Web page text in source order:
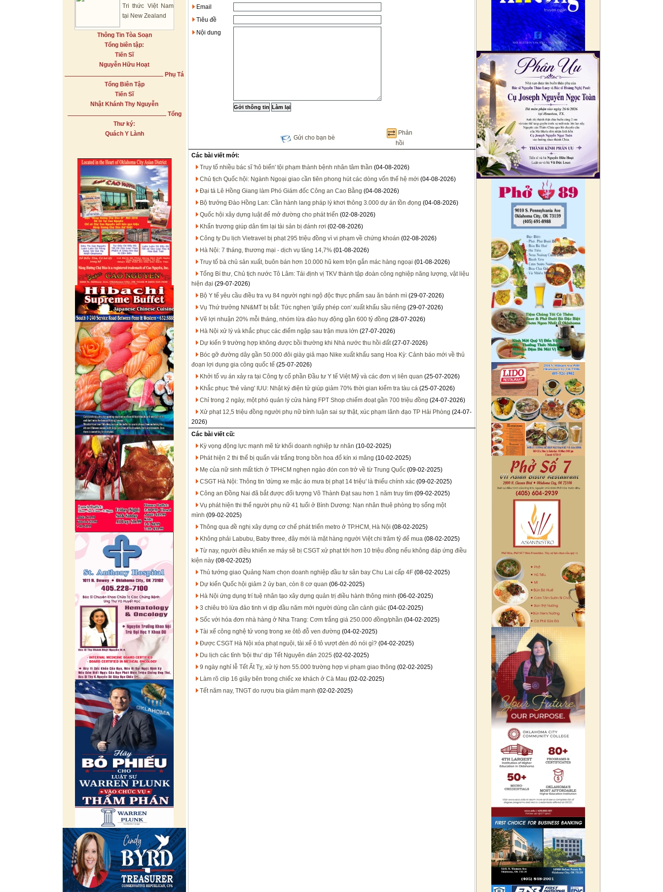
Tri thức Việt Nam
tại New Zealand
Thông Tin Tòa Soạn
Tổng biên tập:
Tiến Sĩ
Nguyễn Hữu Hoạt
Phụ Tá
Tổng Biên Tập
Tiến Sĩ
Nhật Khánh Thy Nguyễn
Tổng
Thư ký:
Quách Y Lành
Email
Tiêu đề
Nội dung
Gửi cho bạn bè
Phản
hồi
Các bài viết mới:
Truy tố nhiều bác sĩ 'hô biến' tội phạm thành bệnh nhân tâm thần (04-08-2026)
Chủ tịch Quốc hội: Ngành Ngoại giao cần tiên phong hút các dòng vốn thế hệ mới (04-08-2026)
Đại tá Lê Hồng Giang làm Phó Giám đốc Công an Cao Bằng (04-08-2026)
Bộ trưởng Đào Hồng Lan: Cần hành lang pháp lý khơi thông 3.000 dự án tồn đọng (04-08-2026)
Quốc hội xây dựng luật để mở đường cho phát triển (02-08-2026)
Khẩn trương giúp dân tìm lại tài sản bị đánh rơi (02-08-2026)
Công ty Du lịch Vietravel bị phạt 295 triệu đồng vì vi phạm về chứng khoán (02-08-2026)
Hà Nội: 7 tháng, thương mại - dịch vụ tăng 14,7% (01-08-2026)
Truy tố bà chủ sản xuất, buôn bán hơn 10.000 hũ kem trộn gắn mác hàng ngoại (01-08-2026)
Tổng Bí thư, Chủ tịch nước Tô Lâm: Tái định vị TKV thành tập đoàn công nghiệp năng lượng, vật liệu
hiện đại (29-07-2026)
Bộ Y tế yêu cầu điều tra vụ 84 người nghi ngộ độc thực phẩm sau ăn bánh mì (29-07-2026)
Vụ Thứ trưởng NN&MT bị bắt: Tức nghẹn 'giấy phép con' xuất khẩu sầu riêng (29-07-2026)
Vẽ lợi nhuận 20% mỗi tháng, nhóm lừa đảo huy động gần 600 tỷ đồng (28-07-2026)
Hà Nội xử lý và khắc phục các điểm ngập sau trận mưa lớn (27-07-2026)
Dự kiến 9 trường hợp không được bồi thường khi Nhà nước thu hồi đất(27-07-2026)
Bóc gỡ đường dây gần 50.000 đôi giày giả mạo Nike xuất khẩu sang Hoa Kỳ: Cảnh báo mới về thủ
đoạn lợi dụng gia công quốc tế (25-07-2026)
Khởi tố vụ án xảy ra tại Công ty cổ phần Đầu tư Y tế Việt Mỹ và các đơn vị liên quan (25-07-2026)
Khắc phục 'thẻ vàng' IUU: Nhật ký điện tử giúp giảm 70% thời gian kiểm tra tàu cá (25-07-2026)
Chỉ trong 2 ngày, một phó quản lý cửa hàng FPT Shop chiếm đoạt gần 700 triệu đồng (24-07-2026)
Xử phạt 12,5 triệu đồng người phụ nữ bình luận sai sự thật, xúc phạm lãnh đạo TP Hải Phòng (24-07-
2026)
Các bài viết cũ:
Kỳ vọng động lực mạnh mẽ từ khối doanh nghiệp tư nhân (10-02-2025)
Phát hiện 2 thi thể bị quấn vải trắng trong bồn hoa đổ kín xi măng (10-02-2025)
Mẹ của nữ sinh mất tích ở TPHCM nghẹn ngào đón con trở về từ Trung Quốc (09-02-2025)
CSGT Hà Nội: Thông tin 'dừng xe mặc áo mưa bị phạt 14 triệu' là thiếu chính xác (09-02-2025)
Công an Đồng Nai đã bắt được đối tượng Võ Thành Đạt sau hơn 1 năm truy tìm (09-02-2025)
Vụ phát hiện thi thể người phụ nữ 41 tuổi ở Bình Dương: Nạn nhân thuê phòng trọ sống một
mình (09-02-2025)
Thông qua đề nghị xây dựng cơ chế phát triển metro ở TP.HCM, Hà Nội (08-02-2025)
Không phải Labubu, Baby three, đây mới là mặt hàng người Việt chi trăm tỷ để mua (08-02-2025)
Từ nay, người điều khiển xe máy sẽ bị CSGT xử phạt tới hơn 10 triệu đồng nếu không đáp ứng điều
kiện này (08-02-2025)
Thủ tướng giao Quảng Nam chọn doanh nghiệp đầu tư sân bay Chu Lai cấp 4F (08-02-2025)
Dự kiến Quốc hội giảm 2 ủy ban, còn 8 cơ quan (06-02-2025)
Hà Nội ứng dụng trí tuệ nhân tạo xây dựng quản trị điều hành thông minh (06-02-2025)
3 chiêu trò lừa đảo tinh vi dịp đầu năm mới người dùng cần cảnh giác (04-02-2025)
Sốc với hóa đơn nhà hàng ở Nha Trang: Cơm trắng giá 250.000 đồng/phần (04-02-2025)
Tài xế công nghệ tử vong trong xe ôtô đỗ ven đường (04-02-2025)
Được CSGT Hà Nội xóa phạt nguội, tài xế ô tô vượt đèn đỏ nói gì? (04-02-2025)
Du lịch các tỉnh 'bội thu' dịp Tết Nguyên đán 2025 (02-02-2025)
9 ngày nghỉ lễ Tết Ất Tỵ, xử lý hơn 55.000 trường hợp vi phạm giao thông (02-02-2025)
Làm rõ clip 16 giây bên trong chiếc xe khách ở Cà Mau (02-02-2025)
Tết năm nay, TNGT do rượu bia giảm mạnh (02-02-2025)